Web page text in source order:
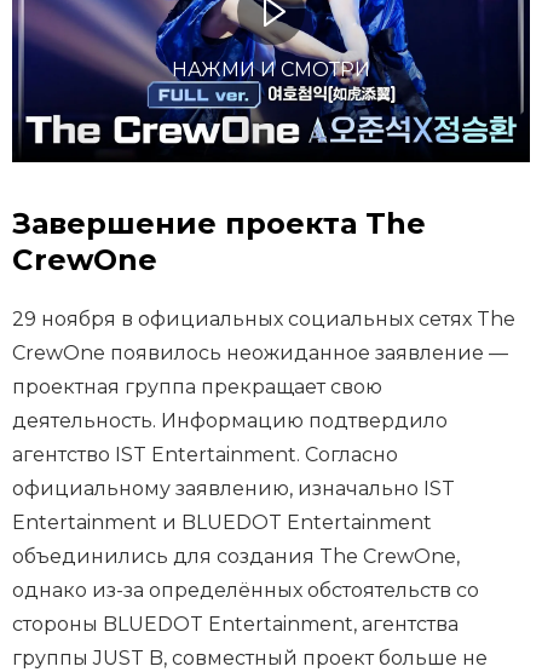
НАЖМИ И СМОТРИ
Завершение проекта The
CrewOne
29 ноября в официальных социальных сетях The
CrewOne появилось неожиданное заявление —
проектная группа прекращает свою
деятельность. Информацию подтвердило
агентство IST Entertainment. Согласно
официальному заявлению, изначально IST
Entertainment и BLUEDOT Entertainment
объединились для создания The CrewOne,
однако из-за определённых обстоятельств со
стороны BLUEDOT Entertainment, агентства
группы JUST B, совместный проект больше не